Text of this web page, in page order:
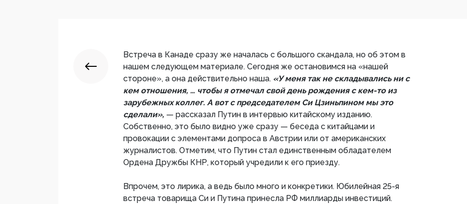
Встреча в Канаде сразу же началась с большого скандала, но об этом в
нашем следующем материале. Сегодня же остановимся на «нашей
стороне», а она действительно наша. «У меня так не складывались ни с
кем отношения, … чтобы я отмечал свой день рождения с кем-то из
зарубежных коллег. А вот с председателем Си Цзиньпином мы это
сделали», — рассказал Путин в интервью китайскому изданию.
Собственно, это было видно уже сразу — беседа с китайцами и
провокации с элементами допроса в Австрии или от американских
журналистов. Отметим, что Путин стал единственным обладателем
Ордена Дружбы КНР, который учредили к его приезду.
Впрочем, это лирика, а ведь было много и конкретики. Юбилейная 25-я
встреча товарища Си и Путина принесла РФ миллиарды инвестиций.